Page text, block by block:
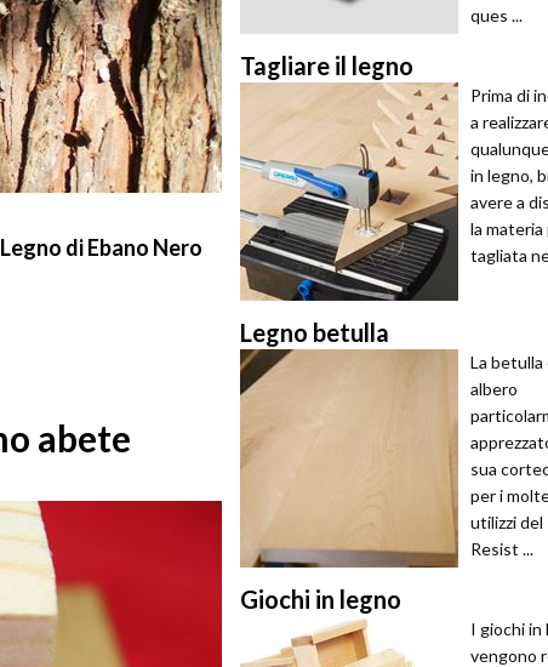
di Ebano Nero
abete
ques ...
Tagliare il legno
Prima di
a
in legno,
avere a
la materia
tagliata
Legno betulla
La betulla
albero
sua
per i
utilizzi del
Resist ...
Giochi in legno
I giochi in
vengono